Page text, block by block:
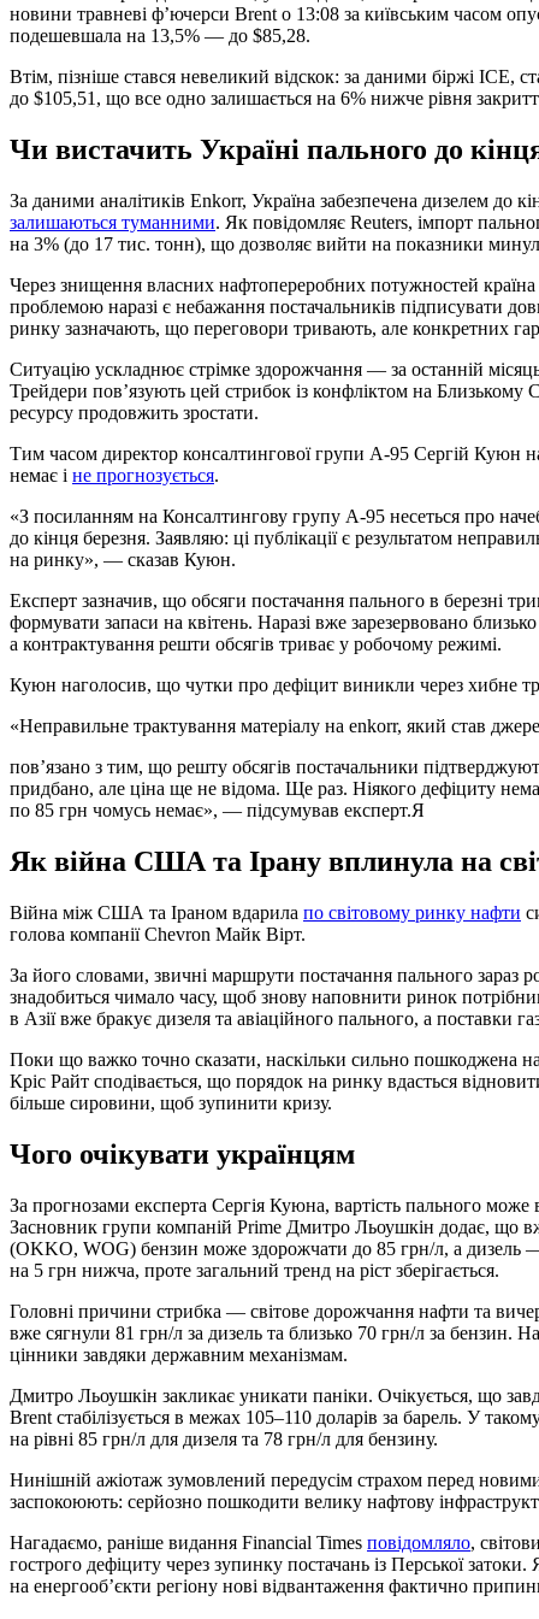
новини травневі ф’ючерси Brent о 13:08 за київським часом
подешевшала на 13,5% — до $85,28.
Втім, пізніше стався невеликий відскок: за даними біржі ICE,
до $105,51, що все одно залишається на 6% нижче рівня
Чи вистачить Україні пального до
За даними аналітиків Enkorr, Україна забезпечена дизелем до
залишаються туманними. Як повідомляє Reuters, імпорт
на 3% (до 17 тис. тонн), що дозволяє вийти на показники
Через знищення власних нафтопереробних потужностей
проблемою наразі є небажання постачальників підписувати
ринку зазначають, що переговори тривають, але конкретних
Ситуацію ускладнює стрімке здорожчання — за останній
Трейдери пов’язують цей стрибок із конфліктом на Близькому
ресурсу продовжить зростати.
Тим часом директор консалтингової групи А-95 Сергій Куюн
немає і не прогнозується.
«З посиланням на Консалтингову групу А-95 несеться про
до кінця березня. Заявляю: ці публікації є результатом
на ринку», — сказав Куюн.
Експерт зазначив, що обсяги постачання пального в березні
формувати запаси на квітень. Наразі вже зарезервовано
а контрактування решти обсягів триває у робочому режимі.
Куюн наголосив, що чутки про дефіцит виникли через хибне
«Неправильне трактування матеріалу на enkorr, який став
пов’язано з тим, що решту обсягів постачальники
придбано, але ціна ще не відома. Ще раз. Ніякого дефіциту
по 85 грн чомусь немає», — підсумував експерт.Я
Як війна США та Ірану вплинула на
Війна між США та Іраном вдарила по світовому ринку нафти
голова компанії Chevron Майк Вірт.
За його словами, звичні маршрути постачання пального зараз
знадобиться чимало часу, щоб знову наповнити ринок
в Азії вже бракує дизеля та авіаційного пального, а поставки
Поки що важко точно сказати, наскільки сильно пошкоджена
Кріс Райт сподівається, що порядок на ринку вдасться
більше сировини, щоб зупинити кризу.
Чого очікувати українцям
За прогнозами експерта Сергія Куюна, вартість пального
Засновник групи компаній Prime Дмитро Льоушкін додає, що
(OKKO, WOG) бензин може здорожчати до 85 грн/л, а дизель
на 5 грн нижча, проте загальний тренд на ріст зберігається.
Головні причини стрибка — світове дорожчання нафти та
вже сягнули 81 грн/л за дизель та близько 70 грн/л за бензин.
цінники завдяки державним механізмам.
Дмитро Льоушкін закликає уникати паніки. Очікується, що
Brent стабілізується в межах 105–110 доларів за барель. У
на рівні 85 грн/л для дизеля та 78 грн/л для бензину.
Нинішній ажіотаж зумовлений передусім страхом перед
заспокоюють: серйозно пошкодити велику нафтову
Нагадаємо, раніше видання Financial Times повідомляло,
гострого дефіциту через зупинку постачань із Перської
на енергооб’єкти регіону нові відвантаження фактично